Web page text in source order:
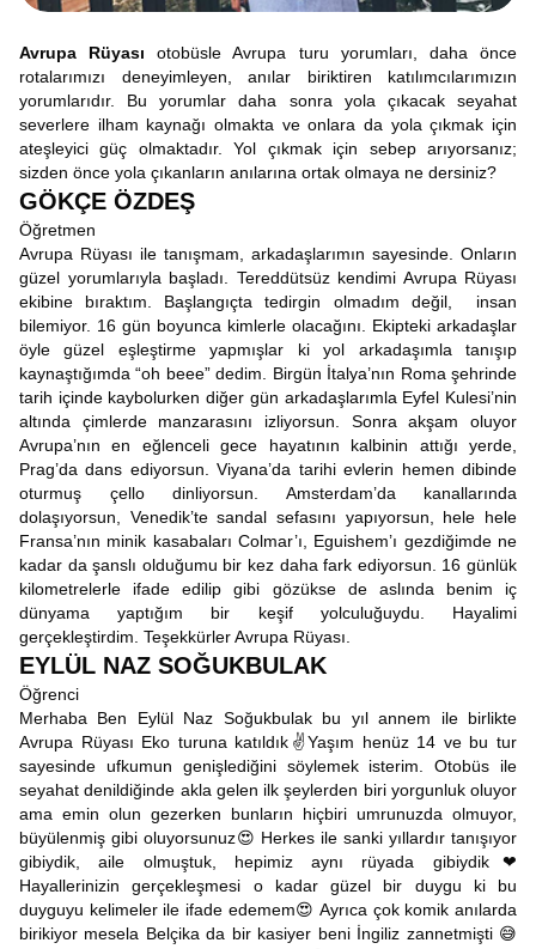
Avrupa Rüyası otobüsle Avrupa turu yorumları, daha önce
rotalarımızı deneyimleyen, anılar biriktiren katılımcılarımızın
yorumlarıdır. Bu yorumlar daha sonra yola çıkacak seyahat
severlere ilham kaynağı olmakta ve onlara da yola çıkmak için
ateşleyici güç olmaktadır. Yol çıkmak için sebep arıyorsanız;
sizden önce yola çıkanların anılarına ortak olmaya ne dersiniz?
GÖKÇE ÖZDEŞ
Öğretmen
Avrupa Rüyası ile tanışmam, arkadaşlarımın sayesinde. Onların
güzel yorumlarıyla başladı. Tereddütsüz kendimi Avrupa Rüyası
ekibine bıraktım. Başlangıçta tedirgin olmadım değil, insan
bilemiyor. 16 gün boyunca kimlerle olacağını. Ekipteki arkadaşlar
öyle güzel eşleştirme yapmışlar ki yol arkadaşımla tanışıp
kaynaştığımda “oh beee” dedim. Birgün İtalya’nın Roma şehrinde
tarih içinde kaybolurken diğer gün arkadaşlarımla Eyfel Kulesi’nin
altında çimlerde manzarasını izliyorsun. Sonra akşam oluyor
Avrupa’nın en eğlenceli gece hayatının kalbinin attığı yerde,
Prag’da dans ediyorsun. Viyana’da tarihi evlerin hemen dibinde
oturmuş çello dinliyorsun. Amsterdam’da kanallarında
dolaşıyorsun, Venedik’te sandal sefasını yapıyorsun, hele hele
Fransa’nın minik kasabaları Colmar’ı, Eguishem’ı gezdiğimde ne
kadar da şanslı olduğumu bir kez daha fark ediyorsun. 16 günlük
kilometrelerle ifade edilip gibi gözükse de aslında benim iç
dünyama yaptığım bir keşif yolculuğuydu. Hayalimi
gerçekleştirdim. Teşekkürler Avrupa Rüyası.
EYLÜL NAZ SOĞUKBULAK
Öğrenci
Merhaba Ben Eylül Naz Soğukbulak bu yıl annem ile birlikte
Avrupa Rüyası Eko turuna katıldık✌Yaşım henüz 14 ve bu tur
sayesinde ufkumun genişlediğini söylemek isterim. Otobüs ile
seyahat denildiğinde akla gelen ilk şeylerden biri yorgunluk oluyor
ama emin olun gezerken bunların hiçbiri umrunuzda olmuyor,
büyülenmiş gibi oluyorsunuz😍 Herkes ile sanki yıllardır tanışıyor
gibiydik, aile olmuştuk, hepimiz aynı rüyada gibiydik❤
Hayallerinizin gerçekleşmesi o kadar güzel bir duygu ki bu
duyguyu kelimeler ile ifade edemem😍 Ayrıca çok komik anılarda
birikiyor mesela Belçika da bir kasiyer beni İngiliz zannetmişti 😅